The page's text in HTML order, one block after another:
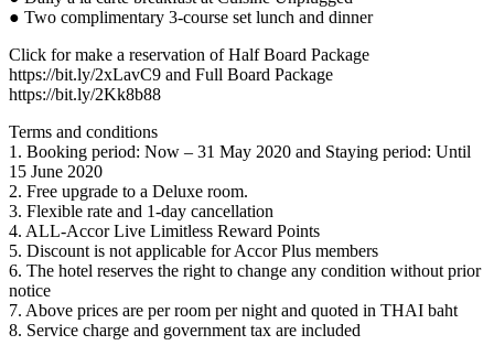
● Two complimentary 3-course set lunch and dinner
Click for make a reservation of Half Board Package
https://bit.ly/2xLavC9 and Full Board Package
https://bit.ly/2Kk8b88
Terms and conditions
1. Booking period: Now – 31 May 2020 and Staying period: Until
15 June 2020
2. Free upgrade to a Deluxe room.
3. Flexible rate and 1-day cancellation
4. ALL-Accor Live Limitless Reward Points
5. Discount is not applicable for Accor Plus members
6. The hotel reserves the right to change any condition without prior
notice
7. Above prices are per room per night and quoted in THAI baht
8. Service charge and government tax are included